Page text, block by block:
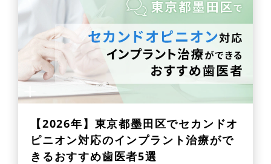
【2026年】 東京都墨田区でセカンドオ
ピニオン対応のインプラント治療がで
きるおすすめ歯医者5選